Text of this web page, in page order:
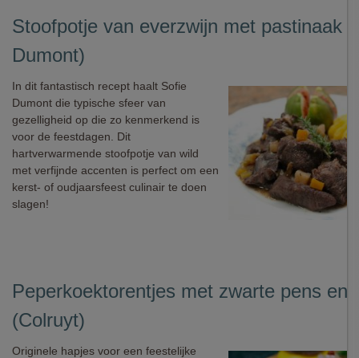
Stoofpotje van everzwijn met pastinaak
Dumont)
In dit fantastisch recept haalt Sofie
Dumont die typische sfeer van
gezelligheid op die zo kenmerkend is
voor de feestdagen. Dit
hartverwarmende stoofpotje van wild
met verfijnde accenten is perfect om een
kerst- of oudjaarsfeest culinair te doen
slagen!
Peperkoektorentjes met zwarte pens en
(Colruyt)
Originele hapjes voor een feestelijke